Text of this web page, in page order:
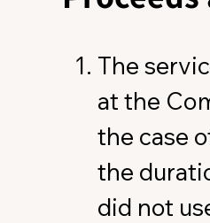
The
at the
the case
the
did not